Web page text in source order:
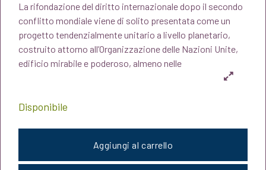
originale
era:
attuale
è:
La rifondazione del diritto internazionale dopo il secondo
conflitto mondiale viene di solito presentata come un
progetto tendenzialmente unitario a livello planetario,
costruito attorno all’Organizzazione delle Nazioni Unite,
edificio mirabile e poderoso, almeno nelle
Disponibile
Aggiungi al carrello